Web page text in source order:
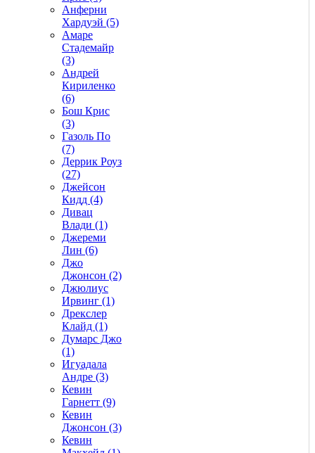
Анферни
Xардуэй (5)
Амаре
Стадемайр
(3)
Андрей
Кириленко
(6)
Бош Крис
(3)
Газоль По
(7)
Деррик Роуз
(27)
Джейсон
Кидд (4)
Дивац
Влади (1)
Джереми
Лин (6)
Джо
Джонсон (2)
Джюлиус
Ирвинг (1)
Дрекслер
Клайд (1)
Думарс Джо
(1)
Игуадала
Андре (3)
Кевин
Гарнетт (9)
Кевин
Джонсон (3)
Кевин